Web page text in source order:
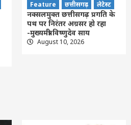
Feature छत्तीसगढ़ लेटेस्ट
नक्सलमुक्त छत्तीसगढ़ प्रगति के
पथ पर निरंतर अग्रसर हो रहा
-मुख्यमंत्री विष्णुदेव साय
August 10, 2026